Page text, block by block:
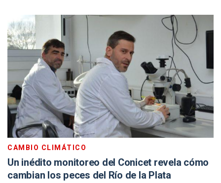
CAMBIO CLIMÁTICO
Un inédito monitoreo del Conicet revela cómo
cambian los peces del Río de la Plata